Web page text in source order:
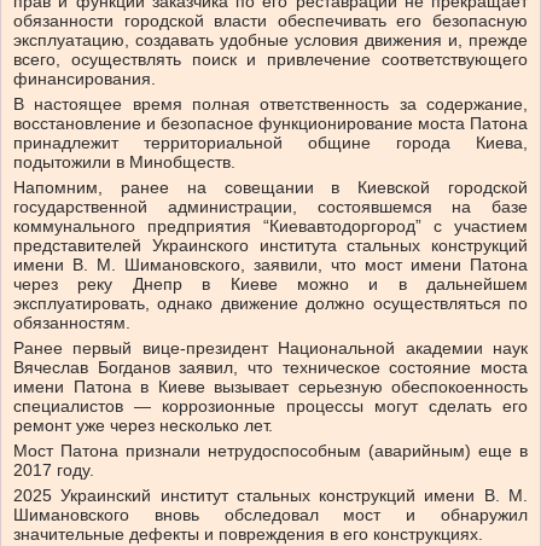
обязанности городской власти обеспечивать его безопасную
эксплуатацию, создавать удобные условия движения и, прежде
всего, осуществлять поиск и привлечение соответствующего
финансирования.
В настоящее время полная ответственность за содержание,
восстановление и безопасное функционирование моста Патона
принадлежит территориальной общине города Киева,
подытожили в Минобществ.
Напомним, ранее на совещании в Киевской городской
государственной администрации, состоявшемся на базе
коммунального предприятия “Киевавтодоргород” с участием
представителей Украинского института стальных конструкций
имени В. М. Шимановского, заявили, что мост имени Патона
через реку Днепр в Киеве можно и в дальнейшем
эксплуатировать, однако движение должно осуществляться по
обязанностям.
Ранее первый вице-президент Национальной академии наук
Вячеслав Богданов заявил, что техническое состояние моста
имени Патона в Киеве вызывает серьезную обеспокоенность
специалистов — коррозионные процессы могут сделать его
ремонт уже через несколько лет.
Мост Патона признали нетрудоспособным (аварийным) еще в
2017 году.
2025 Украинский институт стальных конструкций имени В. М.
Шимановского вновь обследовал мост и обнаружил
значительные дефекты и повреждения в его конструкциях.